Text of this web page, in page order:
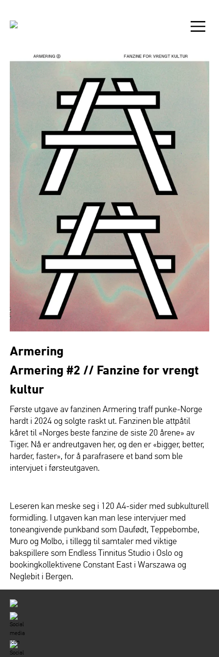
Armering
Armering #2 // Fanzine for vrengt
kultur
Første utgave av fanzinen Armering traff punke-Norge
hardt i 2024 og solgte raskt ut. Fanzinen ble attpåtil
kåret til «Norges beste fanzine de siste 20 årene» av
Tiger. Nå er andreutgaven her, og den er «bigger, better,
harder, faster», for å parafrasere et band som ble
intervjuet i førsteutgaven.
Leseren kan meske seg i 120 A4-sider med subkulturell
formidling. I utgaven kan man lese intervjuer med
toneangivende punkband som Daufødt, Teppebombe,
Muro og Molbo, i tillegg til samtaler med viktige
bakspillere som Endless Tinnitus Studio i Oslo og
bookingkollektivene Constant East i Warszawa og
Neglebit i Bergen.